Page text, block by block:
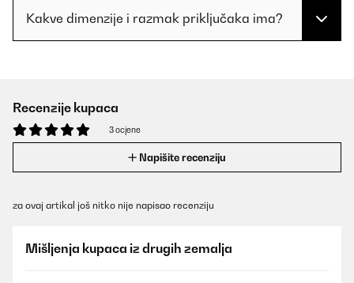
Kakve dimenzije i razmak priključaka ima?
Recenzije kupaca
3 ocjene
Napišite recenziju
za ovaj artikal još nitko nije napisao recenziju
Mišljenja kupaca iz drugih zemalja